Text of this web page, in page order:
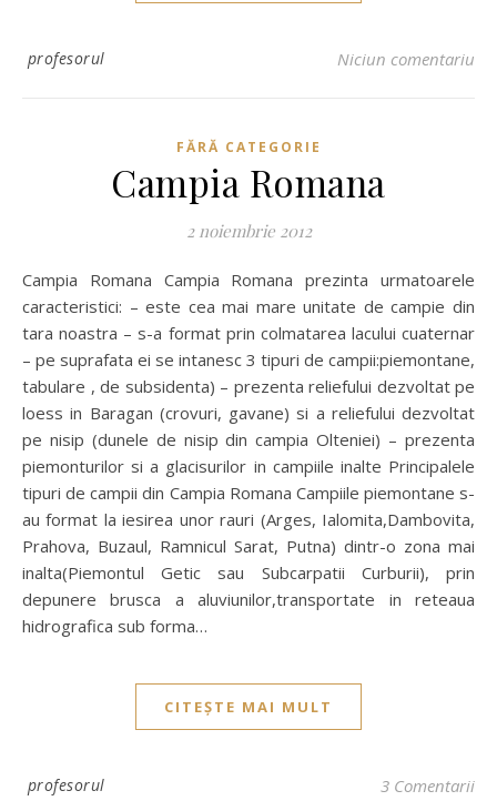
profesorul Niciun comentariu
FĂRĂ CATEGORIE
Campia Romana
2 noiembrie 2012
Campia Romana Campia Romana prezinta urmatoarele
caracteristici: – este cea mai mare unitate de campie din
tara noastra – s-a format prin colmatarea lacului cuaternar
– pe suprafata ei se intanesc 3 tipuri de campii:piemontane,
tabulare , de subsidenta) – prezenta reliefului dezvoltat pe
loess in Baragan (crovuri, gavane) si a reliefului dezvoltat
pe nisip (dunele de nisip din campia Olteniei) – prezenta
piemonturilor si a glacisurilor in campiile inalte Principalele
tipuri de campii din Campia Romana Campiile piemontane s-
au format la iesirea unor rauri (Arges, Ialomita,Dambovita,
Prahova, Buzaul, Ramnicul Sarat, Putna) dintr-o zona mai
inalta(Piemontul Getic sau Subcarpatii Curburii), prin
depunere brusca a aluviunilor,transportate in reteaua
hidrografica sub forma…
CITEȘTE MAI MULT
profesorul 3 Comentarii